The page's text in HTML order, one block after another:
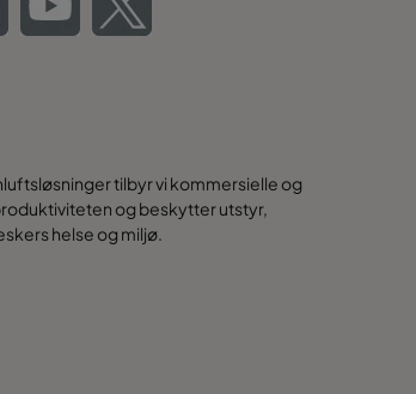
tilbyr vi kommersielle og
og beskytter utstyr,
helse og miljø.